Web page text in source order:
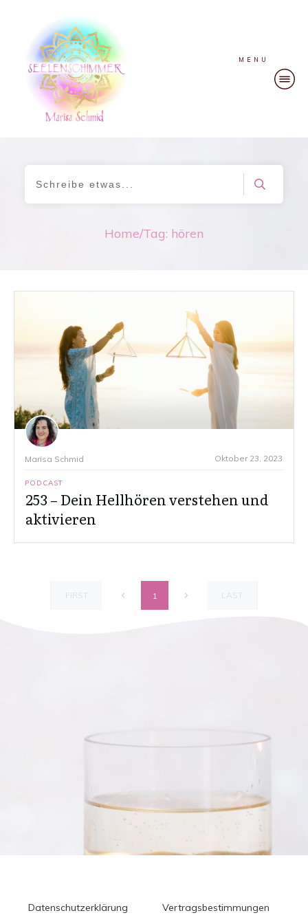
MENU
Home/Tag: hören
Marisa Schmid Oktober 23, 2023
PODCAST
253 – Dein Hellhören verstehen und
aktivieren
FIRST 1 LAST
Datenschutzerklärung
Vertragsbestimmungen